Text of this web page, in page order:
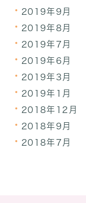
2019年9月
2019年8月
2019年7月
2019年6月
2019年3月
2019年1月
2018年12月
2018年9月
2018年7月